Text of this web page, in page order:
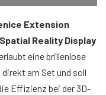
Extension
Spatial Reality Display
eine brillenlose
am Set und soll
Effizienz bei der 3D-